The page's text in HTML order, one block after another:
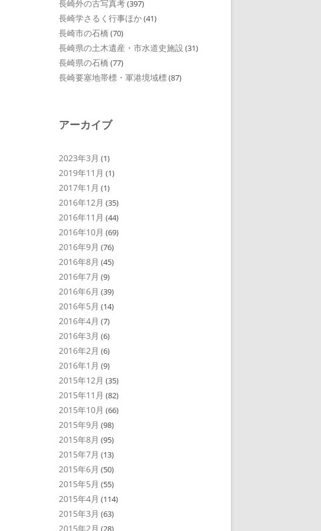
長崎外の古写真考(397)
長崎学さるく行事ほか(41)
長崎市の石橋 (70)
長崎県の土木遺産・市水道史施設 (31)
長崎県の石橋 (77)
長崎要塞地帯標・軍港境域標(87)
アーカイブ
2023年3月 (1)
2019年11月 (1)
2017年1月 (1)
2016年12月 (35)
2016年11月 (44)
2016年10月 (69)
2016年9月 (76)
2016年8月 (45)
2016年7月 (9)
2016年6月 (39)
2016年5月 (14)
2016年4月 (7)
2016年3月 (6)
2016年2月 (6)
2016年1月 (9)
2015年12月 (35)
2015年11月 (82)
2015年10月 (66)
2015年9月 (98)
2015年8月 (95)
2015年7月 (13)
2015年6月 (50)
2015年5月 (55)
2015年4月 (114)
2015年3月 (63)
2015年2月 (28)